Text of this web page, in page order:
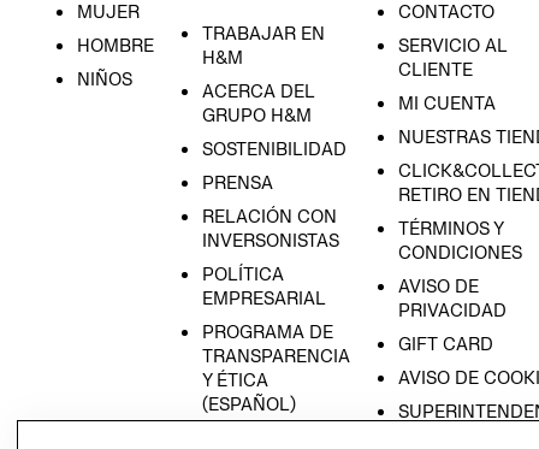
MUJER
HOMBRE
NIÑOS
TRABAJAR EN
H&M
ACERCA DEL
GRUPO H&M
SOSTENIBILIDAD
PRENSA
RELACIÓN CON
INVERSONISTAS
POLÍTICA
EMPRESARIAL
PROGRAMA DE
TRANSPARENCIA
Y ÉTICA
(ESPAÑOL)
CONTACTO
SERVICIO AL
CLIENTE
MI CUENTA
NUESTRAS
RETIRO EN
TÉRMINOS Y
CONDICIONES
AVISO DE
PRIVACIDAD
GIFT CARD
AVISO DE